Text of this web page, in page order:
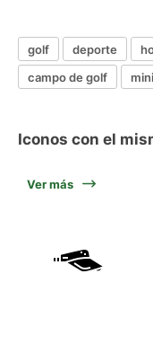
golf deporte
campo de golf
Iconos con el
Ver más